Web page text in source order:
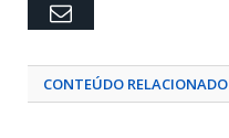
Email
CONTEÚDO RELACIONADO